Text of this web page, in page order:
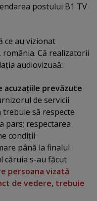
postului B1 TV
ce au vizionat
Că realizatorii
audiovizuaă:
acuzaţiile prevăzute
de servicii
trebuie să respecte
pars; respectarea
condiţii
până la finalul
căruia s-au făcut
persoana vizată
de vedere, trebuie